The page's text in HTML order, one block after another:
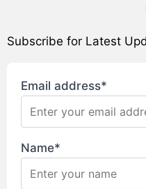
Subscribe for Latest
Email address*
Name*